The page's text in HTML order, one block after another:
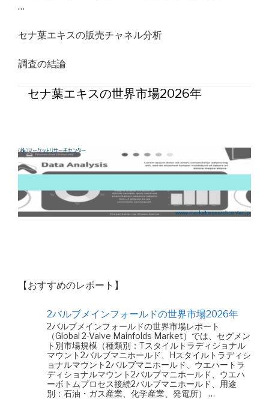
…
セナ葉エキスの販売チャネル分析
調査の結論
セナ葉エキスの世界市場2026年
【おすすめのレポート】
2バルブメインフォールドの世界市場2026年
2バルブメインフォールドの世界市場レポート
（Global 2-Valve Mainfolds Market）では、セグメン
ト別市場規模（種類別：Tスタイルトラディショナル
マウント2バルブマニホールド、Hスタイルトラディシ
ョナルマウント2バルブマニホールド、ウエハートラ
ディショナルマウント2バルブマニホールド、ウエハ
ーボトムプロセス接続2バルブマニホールド、用途
別：石油・ガス産業、化学産業、発電所） …